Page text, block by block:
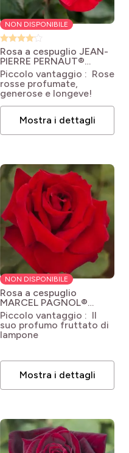
NON DISPONIBILE
Rosa a cespuglio JEAN-
PIERRE PERNAUT®
Meikeneza Rosa
'Meikeneza' JEAN PIERRE
PERNAUT®
Piccolo vantaggio : Rose
rosse profumate,
generose e longeve!
Mostra i dettagli
NON DISPONIBILE
Rosa a cespuglio
MARCEL PAGNOL®
Meisoyris Rosa
'Meisoyris' MARCEL
PAGNOL®
Piccolo vantaggio : Il
suo profumo fruttato di
lampone
Mostra i dettagli